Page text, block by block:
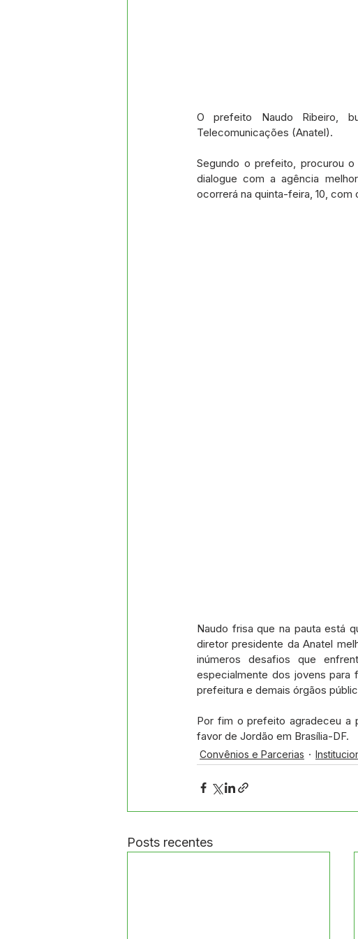
O prefeito Naudo Ribeiro,
Telecomunicações (Anatel).
Segundo o prefeito, procurou
dialogue com a agência
ocorrerá na quinta-feira, 10, com
Naudo frisa que na pauta está
diretor presidente da Anatel
inúmeros desafios que
especialmente dos jovens
prefeitura e demais órgãos
Por fim o prefeito agradeceu a
favor de Jordão em Brasília-DF.
Convênios e Parcerias
Posts recentes